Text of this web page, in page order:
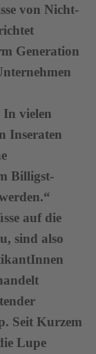
von Nicht-
Generation
In vielen
Inseraten
Billigst-
auf die
sind also
Seit Kurzem
Lupe